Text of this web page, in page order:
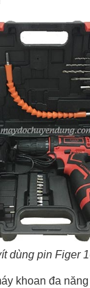
dùng pin Figer
khoan đa